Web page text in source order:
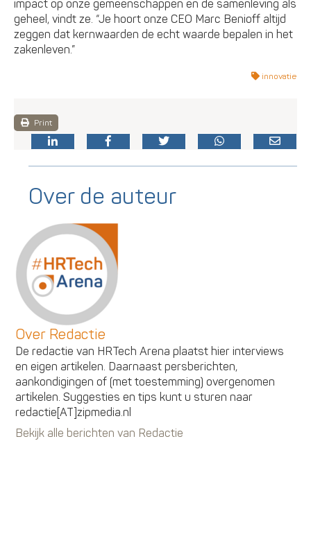
impact op onze gemeenschappen en de samenleving als
geheel, vindt ze. “Je hoort onze CEO Marc Benioff altijd
zeggen dat kernwaarden de echt waarde bepalen in het
zakenleven.”
innovatie
Print
Over de auteur
Over Redactie
De redactie van HRTech Arena plaatst hier interviews
en eigen artikelen. Daarnaast persberichten,
aankondigingen of (met toestemming) overgenomen
artikelen. Suggesties en tips kunt u sturen naar
redactie[AT]zipmedia.nl
Bekijk alle berichten van Redactie